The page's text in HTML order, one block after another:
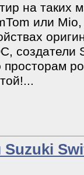
на таких
или
создатели
Suzuki